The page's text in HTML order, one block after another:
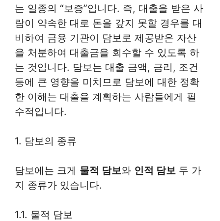
는 일종의 “보증”입니다. 즉, 대출을 받은 사
람이 약속한 대로 돈을 갚지 못할 경우를 대
비하여 금융 기관이 담보로 제공받은 자산
을 처분하여 대출금을 회수할 수 있도록 하
는 것입니다. 담보는 대출 금액, 금리, 조건
등에 큰 영향을 미치므로 담보에 대한 정확
한 이해는 대출을 계획하는 사람들에게 필
수적입니다.
1. 담보의 종류
담보에는 크게 물적 담보와 인적 담보 두 가
지 종류가 있습니다.
1.1. 물적 담보